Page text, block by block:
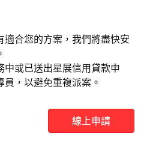
適合您的方案，我們將盡快安
中或已送出星展信用貸款申
，以避免重複派案。
線上申請